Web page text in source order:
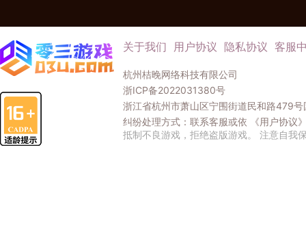
关于我们 用户协议 隐私协议 客服
杭州桔晚网络科技有限公司
浙ICP备2022031380号
浙江省杭州市萧山区宁围街道民和路479
纠纷处理方式：联系客服或依
《用户协议
抵制不良游戏，拒绝盗版游戏。 注意自我